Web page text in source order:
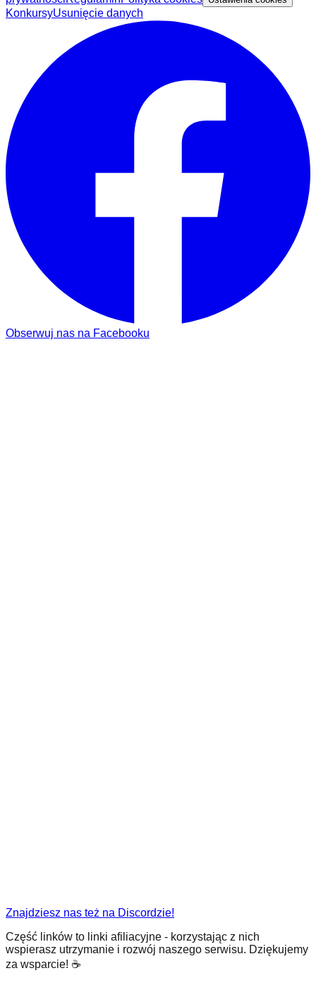
KonkursyUsunięcie danych
Obserwuj nas na Facebooku
Znajdziesz nas też na Discordzie!
Część linków to linki afiliacyjne - korzystając z nich
wspierasz utrzymanie i rozwój naszego serwisu. Dziękujemy
za wsparcie! ☕